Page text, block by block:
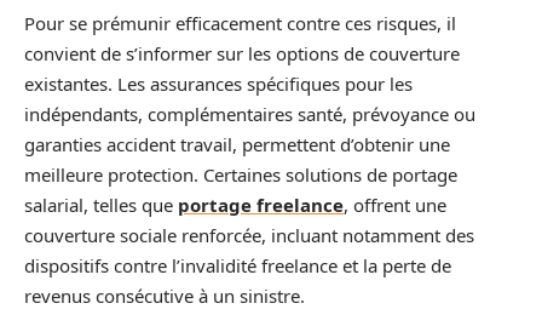
Pour se prémunir efficacement contre ces risques, il
convient de s’informer sur les options de couverture
existantes. Les assurances spécifiques pour les
indépendants, complémentaires santé, prévoyance ou
garanties accident travail, permettent d’obtenir une
meilleure protection. Certaines solutions de portage
salarial, telles que portage freelance, offrent une
couverture sociale renforcée, incluant notamment des
dispositifs contre l’invalidité freelance et la perte de
revenus consécutive à un sinistre.